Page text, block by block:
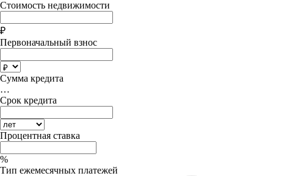
Стоимость недвижимости
₽
Первоначальный взнос
Сумма кредита
…
Срок кредита
Процентная ставка
%
Тип ежемесячных платежей